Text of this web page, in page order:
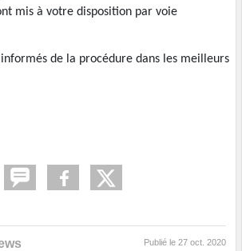
mis à votre disposition par voie
informés de la procédure dans les meilleurs
Publié le 27 oct. 2020